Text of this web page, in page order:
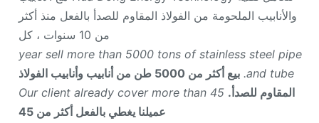
والأنابيب الملحومة من الفولاذ المقاوم للصدأ بالفعل منذ أكثر
year sell more than 5000 tons of stainless steel
and tube.
بيع أكثر من 5000 طن من أنابيب وأنابيب الفولاذ
المقاوم للصدأ. Our client already cover more than 45
عميلنا يغطي بالفعل أكثر من 45